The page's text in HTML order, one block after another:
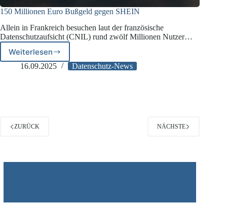
150 Millionen Euro Bußgeld gegen SHEIN
Allein in Frankreich besuchen laut der französische
Datenschutzaufsicht (CNIL) rund zwölf Millionen Nutzer…
Weiterlesen
150
Millionen
16.09.2025 Datenschutz-News
ZURÜCK NÄCHSTE